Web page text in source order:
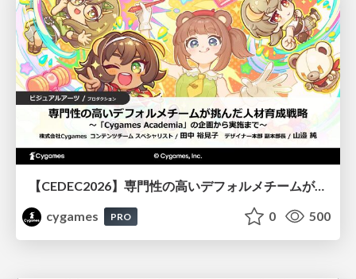
【CEDEC2026】専門性の高いデフォルメチームが挑んだ人材育成戦略 〜Cygames Academiaの企画から実施まで〜
cygames
PRO 0 500